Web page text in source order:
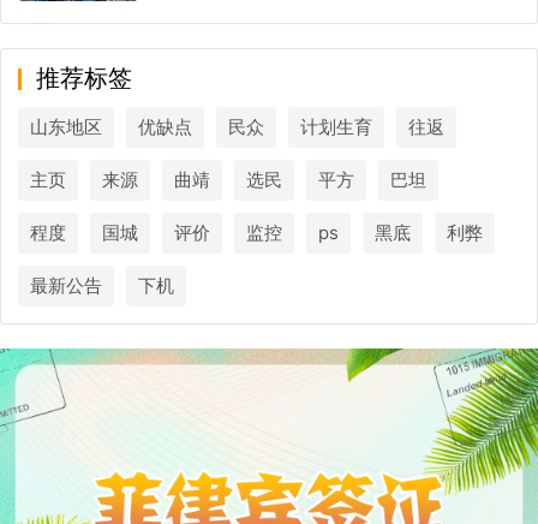
推荐标签
山东地区 优缺点 民众 计划生育 往返
主页 来源 曲靖 选民 平方 巴坦
程度 国城 评价 监控 ps 黑底 利弊
最新公告 下机